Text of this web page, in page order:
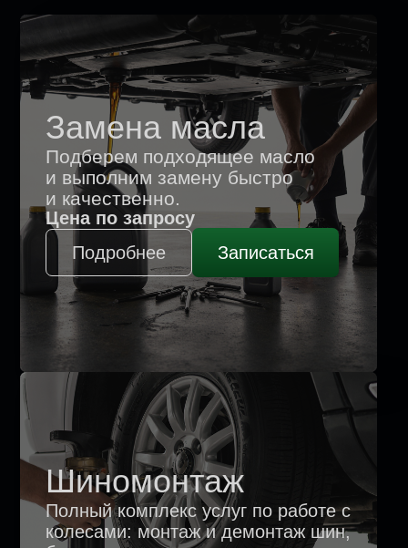
Шиномонтаж
Полный комплекс услуг по работе с
колесами: монтаж и демонтаж шин,
балансировка.
Цена по запросу
Подробнее
Записаться
Замена стекол
Замена лобового и других стекол
с гарантией герметичности.
Цена по запросу
Подробнее Записаться
О нас